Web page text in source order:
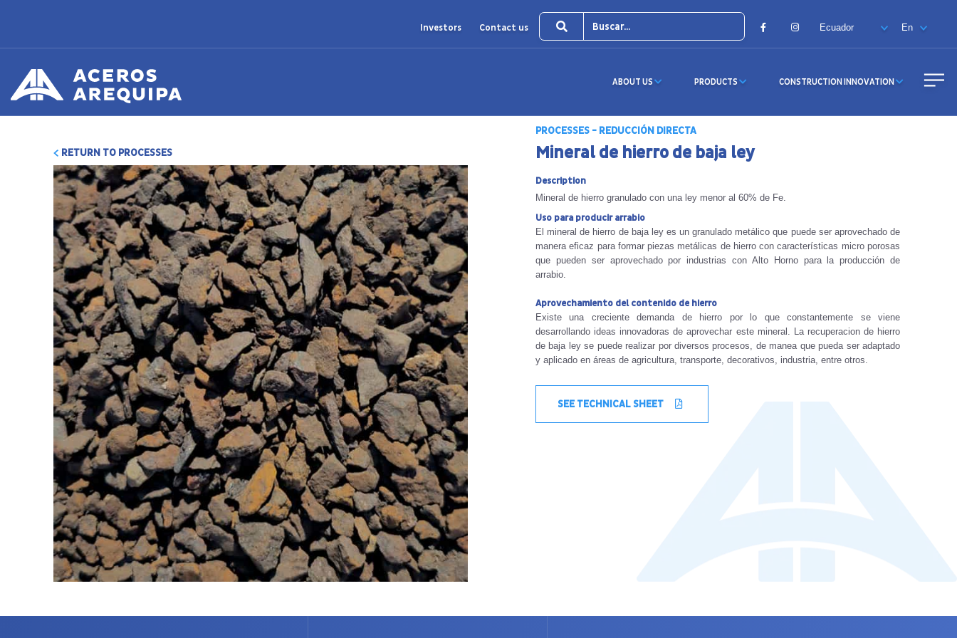
Investors Contact us FacebookInstagram
ABOUT US PRODUCTS CONSTRUCTION INNOVATION
RETURN TO PROCESSES
PROCESSES - REDUCCIÓN DIRECTA
Mineral de hierro de baja ley
Description
Mineral de hierro granulado con una ley menor al 60% de Fe.
Uso para producir arrabio
El mineral de hierro de baja ley es un granulado metálico que puede ser aprovechado de
manera eficaz para formar piezas metálicas de hierro con características micro porosas
que pueden ser aprovechado por industrias con Alto Horno para la producción de
arrabio.
Aprovechamiento del contenido de hierro
Existe una creciente demanda de hierro por lo que constantemente se viene
desarrollando ideas innovadoras de aprovechar este mineral. La recuperacion de hierro
de baja ley se puede realizar por diversos procesos, de manea que pueda ser adaptado
y aplicado en áreas de agricultura, transporte, decorativos, industria, entre otros.
SEE TECHNICAL SHEET